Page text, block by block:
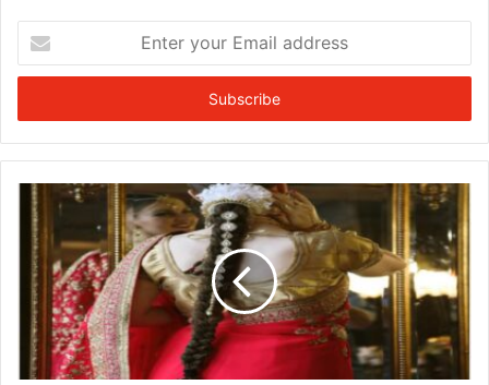
your
Email